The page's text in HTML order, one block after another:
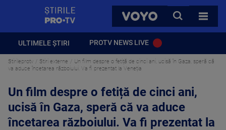
VOYO
CAUTA
TOATE
ULTIMELE ȘTIRI PROTV NEWS LIVE
Stirileprotv Stiri externe
Un film despre o fetiță de cinci ani, ucisă în Gaza, speră că
va aduce încetarea războiului. Va fi prezentat la Veneția
Un film despre o fetiță de cinci ani,
ucisă în Gaza, speră că va aduce
încetarea războiului. Va fi prezentat la